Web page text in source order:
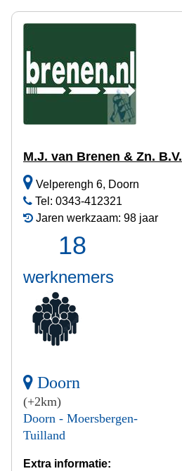
M.J. van Brenen & Zn. B.V.
Velperengh 6, Doorn
Tel: 0343-412321
Jaren werkzaam: 98 jaar
18
werknemers
Doorn
(+2km)
Doorn - Moersbergen-
Tuilland
Extra informatie: